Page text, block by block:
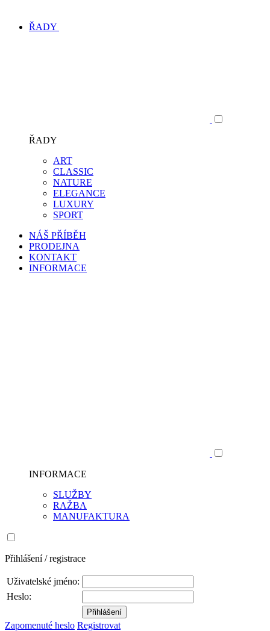
ŘADY
ŘADY
ART
CLASSIC
NATURE
ELEGANCE
LUXURY
SPORT
NÁŠ PŘÍBĚH
PRODEJNA
KONTAKT
INFORMACE
INFORMACE
SLUŽBY
RAŽBA
MANUFAKTURA
Přihlášení / registrace
Uživatelské jméno:
Heslo:
Zapomenuté heslo Registrovat